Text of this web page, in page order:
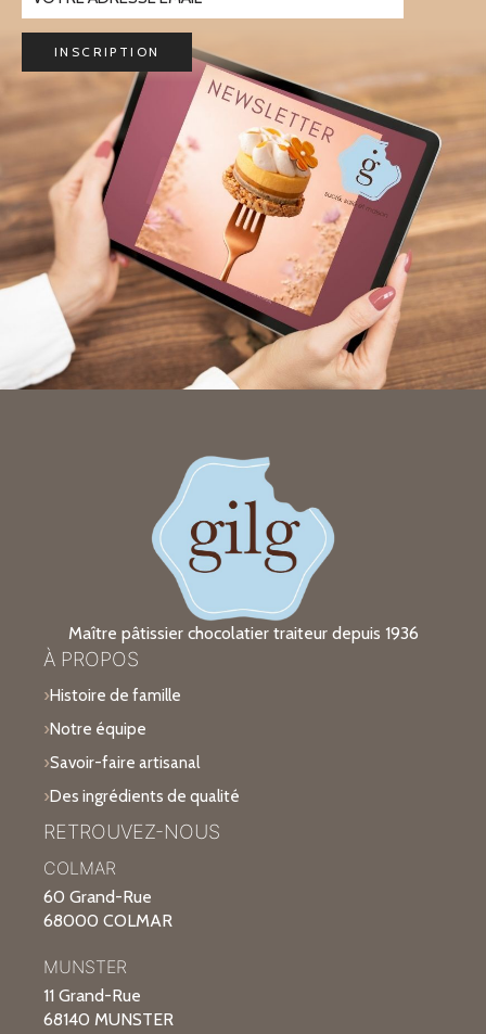
Maître pâtissier chocolatier traiteur depuis 1936
À PROPOS
Histoire de famille
Notre équipe
Savoir-faire artisanal
Des ingrédients de qualité
RETROUVEZ-NOUS
COLMAR
60 Grand-Rue
68000 COLMAR
MUNSTER
11 Grand-Rue
68140 MUNSTER